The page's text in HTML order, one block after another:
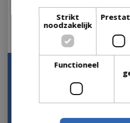
Granietplaat Polish op 4
afstand gaten …
Strikt
noodzakelijk
Functioneel